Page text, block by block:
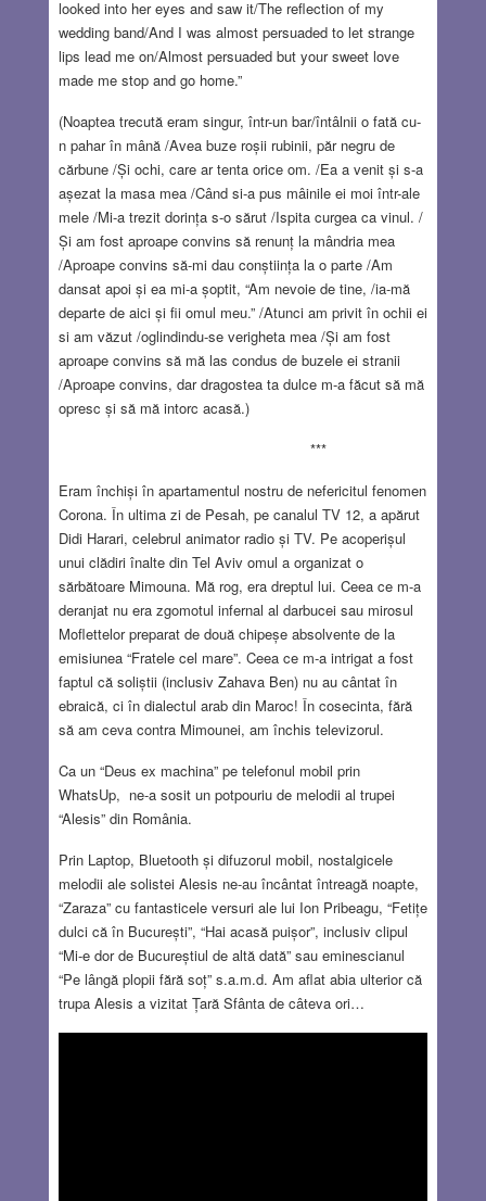
looked into her eyes and saw it/The reflection of my
wedding band/And I was almost persuaded to let strange
lips lead me on/Almost persuaded but your sweet love
made me stop and go home.”
(Noaptea trecută eram singur, într-un bar/întâlnii o fată cu-
n pahar în mână /Avea buze roșii rubinii, păr negru de
cărbune /Și ochi, care ar tenta orice om. /Ea a venit și s-a
așezat la masa mea /Când si-a pus mâinile ei moi într-ale
mele /Mi-a trezit dorința s-o sărut /Ispita curgea ca vinul. /
Și am fost aproape convins să renunț la mândria mea
/Aproape convins să-mi dau conștiința la o parte /Am
dansat apoi și ea mi-a șoptit, “Am nevoie de tine, /ia-mă
departe de aici și fii omul meu.” /Atunci am privit în ochii ei
si am văzut /oglindindu-se verigheta mea /Și am fost
aproape convins să mă las condus de buzele ei stranii
/Aproape convins, dar dragostea ta dulce m-a făcut să mă
opresc și să mă intorc acasă.)
***
Eram închiși în apartamentul nostru de nefericitul fenomen
Corona. În ultima zi de Pesah, pe canalul TV 12, a apărut
Didi Harari, celebrul animator radio și TV. Pe acoperișul
unui clădiri înalte din Tel Aviv omul a organizat o
sărbătoare Mimouna. Mă rog, era dreptul lui. Ceea ce m-a
deranjat nu era zgomotul infernal al darbucei sau mirosul
Moflettelor preparat de două chipeșe absolvente de la
emisiunea “Fratele cel mare”. Ceea ce m-a intrigat a fost
faptul că soliștii (inclusiv Zahava Ben) nu au cântat în
ebraică, ci în dialectul arab din Maroc! În cosecinta, fără
să am ceva contra Mimounei, am închis televizorul.
Ca un “Deus ex machina” pe telefonul mobil prin
WhatsUp, ne-a sosit un potpouriu de melodii al trupei
“Alesis” din România.
Prin Laptop, Bluetooth și difuzorul mobil, nostalgicele
melodii ale solistei Alesis ne-au încântat întreagă noapte,
“Zaraza” cu fantasticele versuri ale lui Ion Pribeagu, “Fetițe
dulci că în București”, “Hai acasă puișor”, inclusiv clipul
“Mi-e dor de Bucureștiul de altă dată” sau eminescianul
“Pe lângă plopii fără soț” s.a.m.d. Am aflat abia ulterior că
trupa Alesis a vizitat Țară Sfânta de câteva ori…